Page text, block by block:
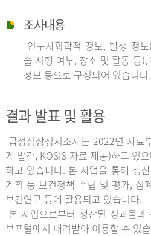
조사내용
인구사회학적 정보, 발생 정
술 시행 여부, 장소 및 활동 등
정보 등으로 구성되어 있습니다.
결과 발표 및 활용
급성심장정지조사는 2022년 자료
계 발간, KOSIS 자료 제공)하고 있
하고 있습니다. 본 사업을 통해 생
계획 등 보건정책 수립 및 평가, 심
보건연구 등에 활용되고 있습니다.
본 사업으로부터 생산된 성과물
보포털에서 내려받아 이용할 수 있